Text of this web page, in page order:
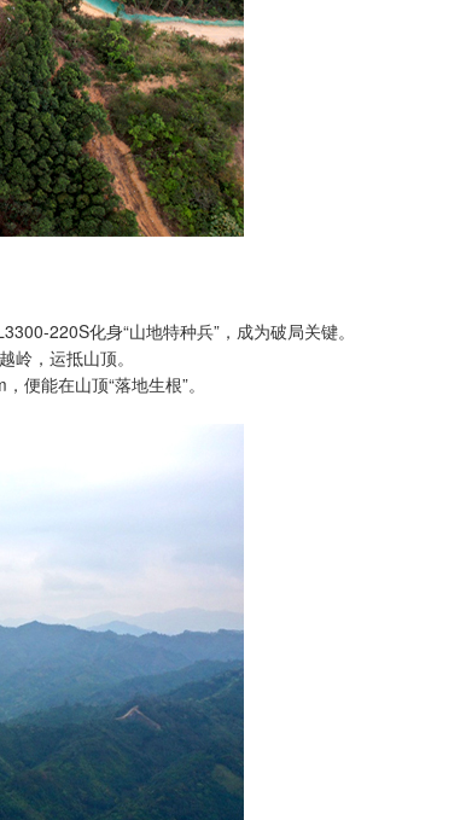
220S化身“山地特种兵”，成为破局关键。
岭，运抵山顶。
便能在山顶“落地生根”。